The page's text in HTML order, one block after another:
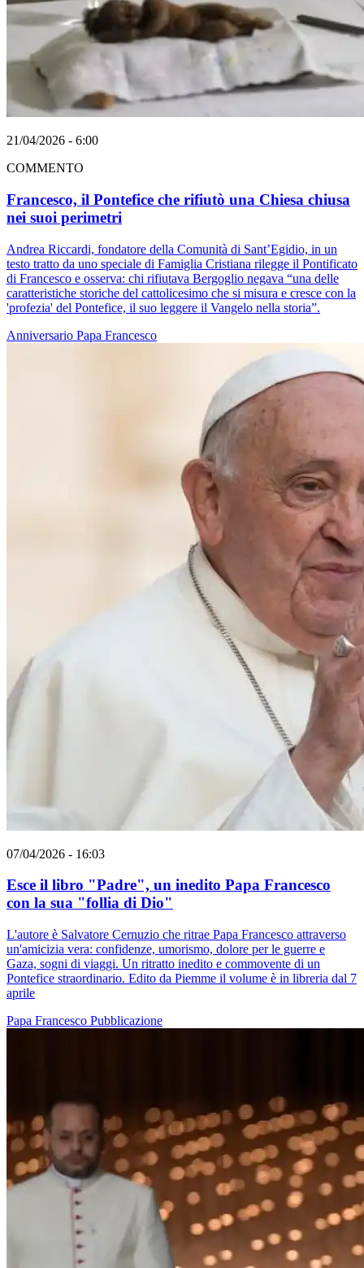
21/04/2026 - 6:00
COMMENTO
Francesco, il Pontefice che rifiutò una Chiesa chiusa
nei suoi perimetri
Andrea Riccardi, fondatore della Comunità di Sant’Egidio, in un
testo tratto da uno speciale di Famiglia Cristiana rilegge il Pontificato
di Francesco e osserva: chi rifiutava Bergoglio negava “una delle
caratteristiche storiche del cattolicesimo che si misura e cresce con la
'profezia' del Pontefice, il suo leggere il Vangelo nella storia”.
Anniversario Papa Francesco
07/04/2026 - 16:03
Esce il libro "Padre", un inedito Papa Francesco
con la sua "follia di Dio"
L'autore è Salvatore Cernuzio che ritrae Papa Francesco attraverso
un'amicizia vera: confidenze, umorismo, dolore per le guerre e
Gaza, sogni di viaggi. Un ritratto inedito e commovente di un
Pontefice straordinario. Edito da Piemme il volume è in libreria dal 7
aprile
Papa Francesco Pubblicazione